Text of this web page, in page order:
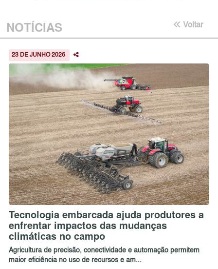
NOTÍCIAS Voltar
23 DE JUNHO 2026
Tecnologia embarcada ajuda produtores a
enfrentar impactos das mudanças
climáticas no campo
Agricultura de precisão, conectividade e automação permitem
maior eficiência no uso de recursos e am...